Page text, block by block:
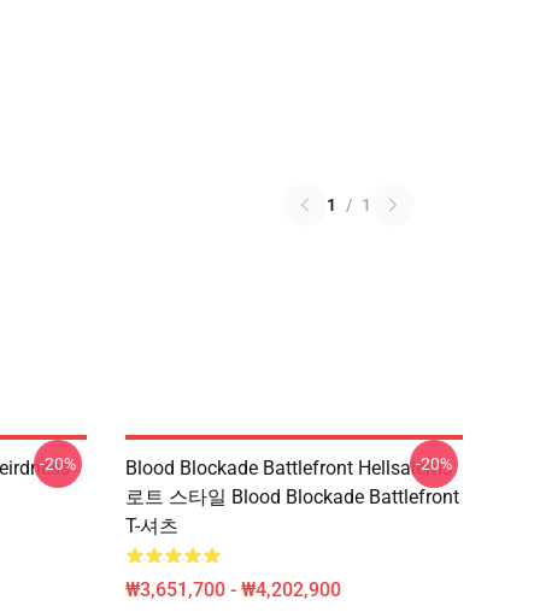
1 / 1
-20%
Blood Blockade Battlefront Hellsalems
로트 스타일 Blood Blockade Battlefront
T-셔츠
₩3,651,700 - ₩4,202,900
-20%